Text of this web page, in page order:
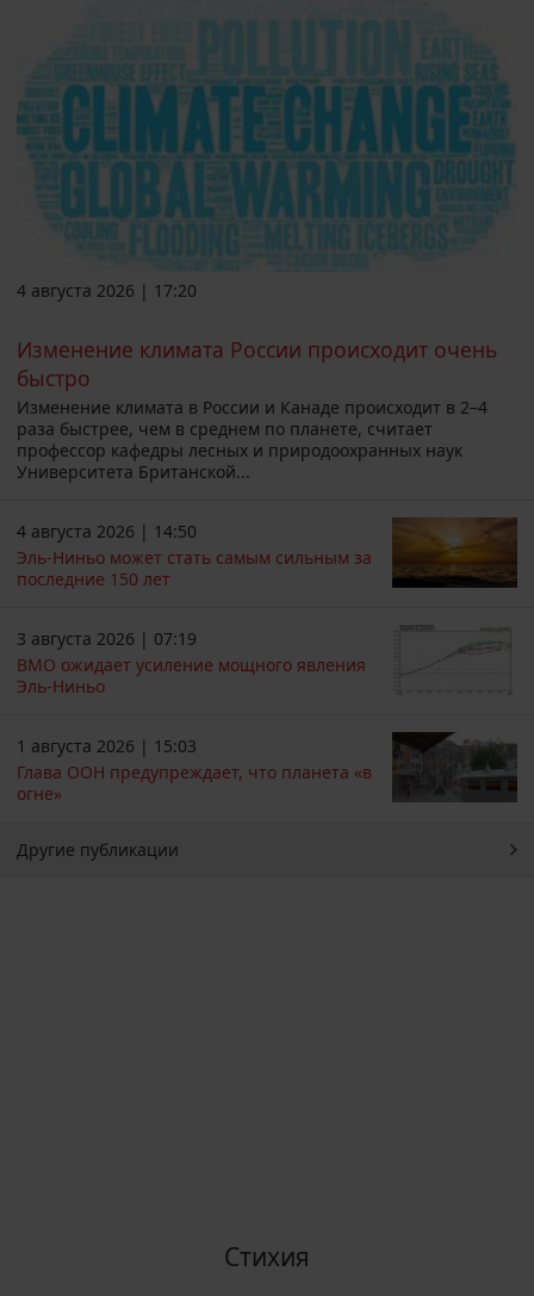
4 августа 2026 | 17:20
Изменение климата России происходит очень
быстро
Изменение климата в России и Канаде происходит в 2–4
раза быстрее, чем в среднем по планете, считает
профессор кафедры лесных и природоохранных наук
Университета Британской...
4 августа 2026 | 14:50
Эль-Ниньо может стать самым сильным за
последние 150 лет
3 августа 2026 | 07:19
ВМО ожидает усиление мощного явления
Эль-Ниньо
1 августа 2026 | 15:03
Глава ООН предупреждает, что планета «в
огне»
Другие публикации
Стихия